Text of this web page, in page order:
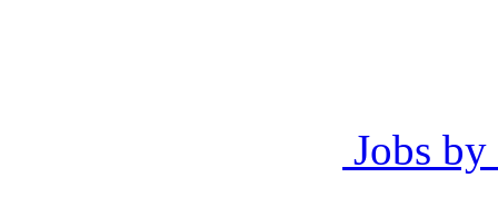
Jobs by